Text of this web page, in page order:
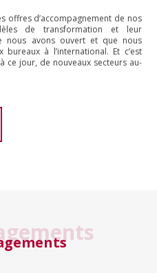
offres d’accompagnement de nos
de transformation et leur
nous avons ouvert et que nous
à l’international. Et c’est
ce jour, de nouveaux secteurs au-